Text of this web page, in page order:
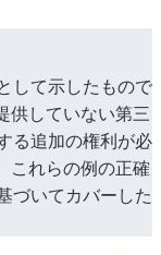
して示したもので
供していない第三
る追加の権利が必
これらの例の正確
づいてカバーした